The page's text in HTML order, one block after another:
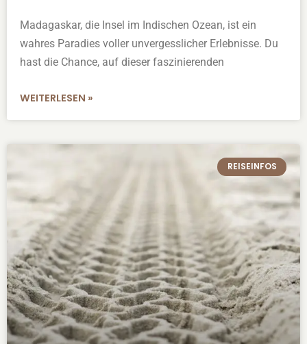
Madagaskar, die Insel im Indischen Ozean, ist ein
wahres Paradies voller unvergesslicher Erlebnisse. Du
hast die Chance, auf dieser faszinierenden
WEITERLESEN »
REISEINFOS